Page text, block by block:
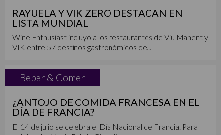
RAYUELA Y VIK ZERO DESTACAN EN
LISTA MUNDIAL
Wine Enthusiast incluyó a los restaurantes de Viu Manent y
VIK entre 57 destinos gastronómicos de...
Beber & Comer
¿ANTOJO DE COMIDA FRANCESA EN EL
DÍA DE FRANCIA?
El 14 de julio se celebra el Día Nacional de Francia. Para